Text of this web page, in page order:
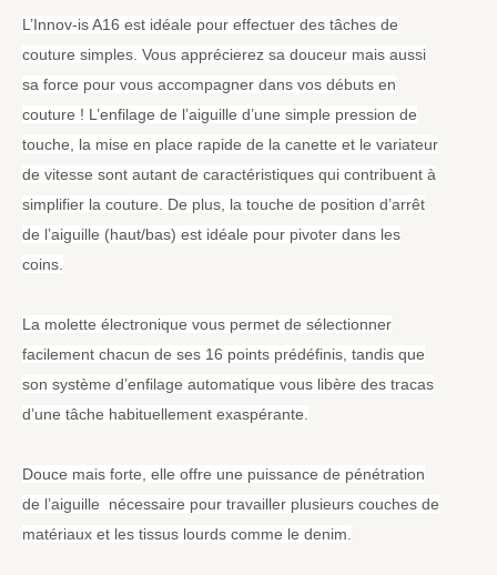
L’Innov-is A16 est idéale pour effectuer des tâches de
couture simples. Vous apprécierez sa douceur mais aussi
sa force pour vous accompagner dans vos débuts en
couture ! L’enfilage de l’aiguille d’une simple pression de
touche, la mise en place rapide de la canette et le variateur
de vitesse sont autant de caractéristiques qui contribuent à
simplifier la couture. De plus, la touche de position d’arrêt
de l’aiguille (haut/bas) est idéale pour pivoter dans les
coins.
La molette électronique vous permet de sélectionner
facilement chacun de ses 16 points prédéfinis, tandis que
son système d’enfilage automatique vous libère des tracas
d’une tâche habituellement exaspérante.
Douce mais forte, elle offre une puissance de pénétration
de l’aiguille nécessaire pour travailler plusieurs couches de
matériaux et les tissus lourds comme le denim.